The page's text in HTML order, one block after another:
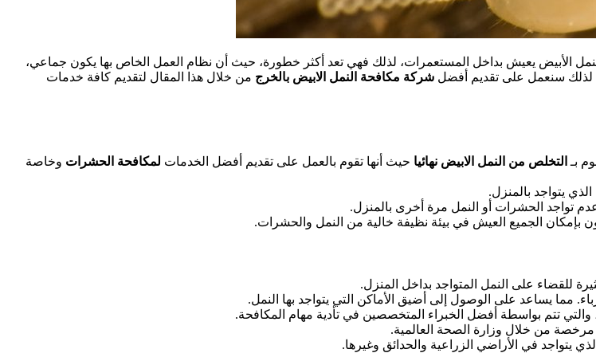
الأبيض يعيش بداخل المستعمرات، لذلك فهي تعد أكثر خطورة، حيث أن نظام العمل الخاص بها يكون جماعي،
لذلك سنعمل على تقديم أفضل شركة مكافحة النمل الابيض بالخرج من خلال هذا المقال لتقديم كافة خدمات
بـ التخلص من النمل الابيض نهائيا حيث أنها تقوم بالعمل على تقديم أفضل الخدمات لمكافحة الحشرات وخاصة
يتواجد بالمنزل.
تواجد الحشرات أو النمل مرة أخرى بالمنزل.
بإمكان الجميع العيش في بيئة نظيفة خالية من النمل والحشرات.
للقضاء على النمل المتواجد بداخل المنزل.
مما يساعد على الوصول إلى أضيق الأماكن التي يتواجد بها النمل.
والتي تتم بواسطة أفضل الخبراء المتخصصين في تأدية مهام المكافحة.
مرخصة من خلال وزارة الصحة العالمية.
يتواجد في الأراضي الزراعية والحدائق وغيرها.